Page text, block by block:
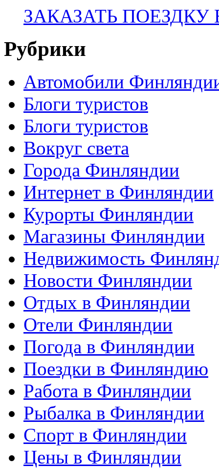
ЗАКАЗАТЬ
Рубрики
Автомобили
Блоги туристов
Блоги туристов
Вокруг света
Города Финляндии
Интернет в Финляндии
Курорты Финляндии
Магазины Финляндии
Недвижимость
Новости Финляндии
Отдых в Финляндии
Отели Финляндии
Погода в Финляндии
Поездки в Финляндию
Работа в Финляндии
Рыбалка в Финляндии
Спорт в Финляндии
Цены в Финляндии